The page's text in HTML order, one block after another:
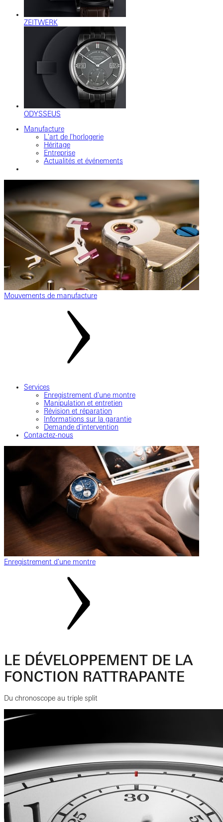
ZEITWERK
ODYSSEUS
Manufacture
L'art de l'horlogerie
Héritage
Entreprise
Actualités et événements
Mouvements de manufacture
Services
Enregistrement d'une montre
Manipulation et entretien
Révision et réparation
Informations sur la garantie
Demande d'intervention
Contactez-nous
Enregistrement d'une montre
LE DÉVELOPPEMENT DE LA
FONCTION RATTRAPANTE
Du chronoscope au triple split